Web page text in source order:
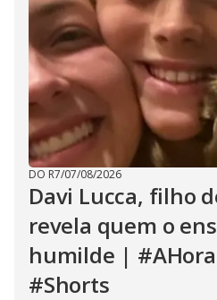
DO R7/07/08/2026
Davi Lucca, filho
revela quem o
humilde |
#Shorts